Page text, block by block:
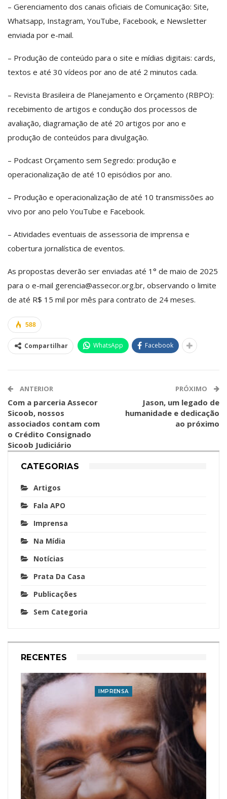
– Gerenciamento dos canais oficiais de Comunicação: Site,
Whatsapp, Instagram, YouTube, Facebook, e Newsletter
enviada por e-mail.
– Produção de conteúdo para o site e mídias digitais: cards,
textos e até 30 vídeos por ano de até 2 minutos cada.
– Revista Brasileira de Planejamento e Orçamento (RBPO):
recebimento de artigos e condução dos processos de
avaliação, diagramação de até 20 artigos por ano e
produção de conteúdos para divulgação.
– Podcast Orçamento sem Segredo: produção e
operacionalização de até 10 episódios por ano.
– Produção e operacionalização de até 10 transmissões ao
vivo por ano pelo YouTube e Facebook.
– Atividades eventuais de assessoria de imprensa e
cobertura jornalística de eventos.
As propostas deverão ser enviadas até 1° de maio de 2025
para o e-mail gerencia@assecor.org.br, observando o limite
de até R$ 15 mil por mês para contrato de 24 meses.
588
Compartilhar WhatsApp Facebook
ANTERIOR
Com a parceria Assecor
Sicoob, nossos
associados contam com
o Crédito Consignado
Sicoob Judiciário
PRÓXIMO
Jason, um legado de
humanidade e dedicação
ao próximo
CATEGORIAS
Artigos
Fala APO
Imprensa
Na Mídia
Notícias
Prata Da Casa
Publicações
Sem Categoria
RECENTES
IMPRENSA